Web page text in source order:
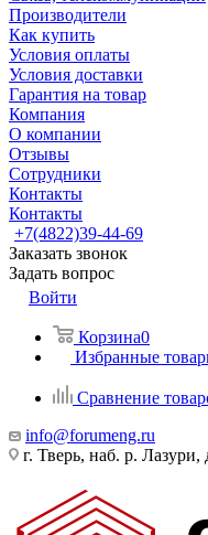
Производители
Как купить
Условия оплаты
Условия доставки
Гарантия на товар
Компания
О компании
Отзывы
Сотрудники
Контакты
Контакты
+7(4822)39-44-69
Заказать звонок
Задать вопрос
Войти
Корзина0
Избранные
Сравнение
info@forumeng.ru
г. Тверь, наб. р. Лазури,